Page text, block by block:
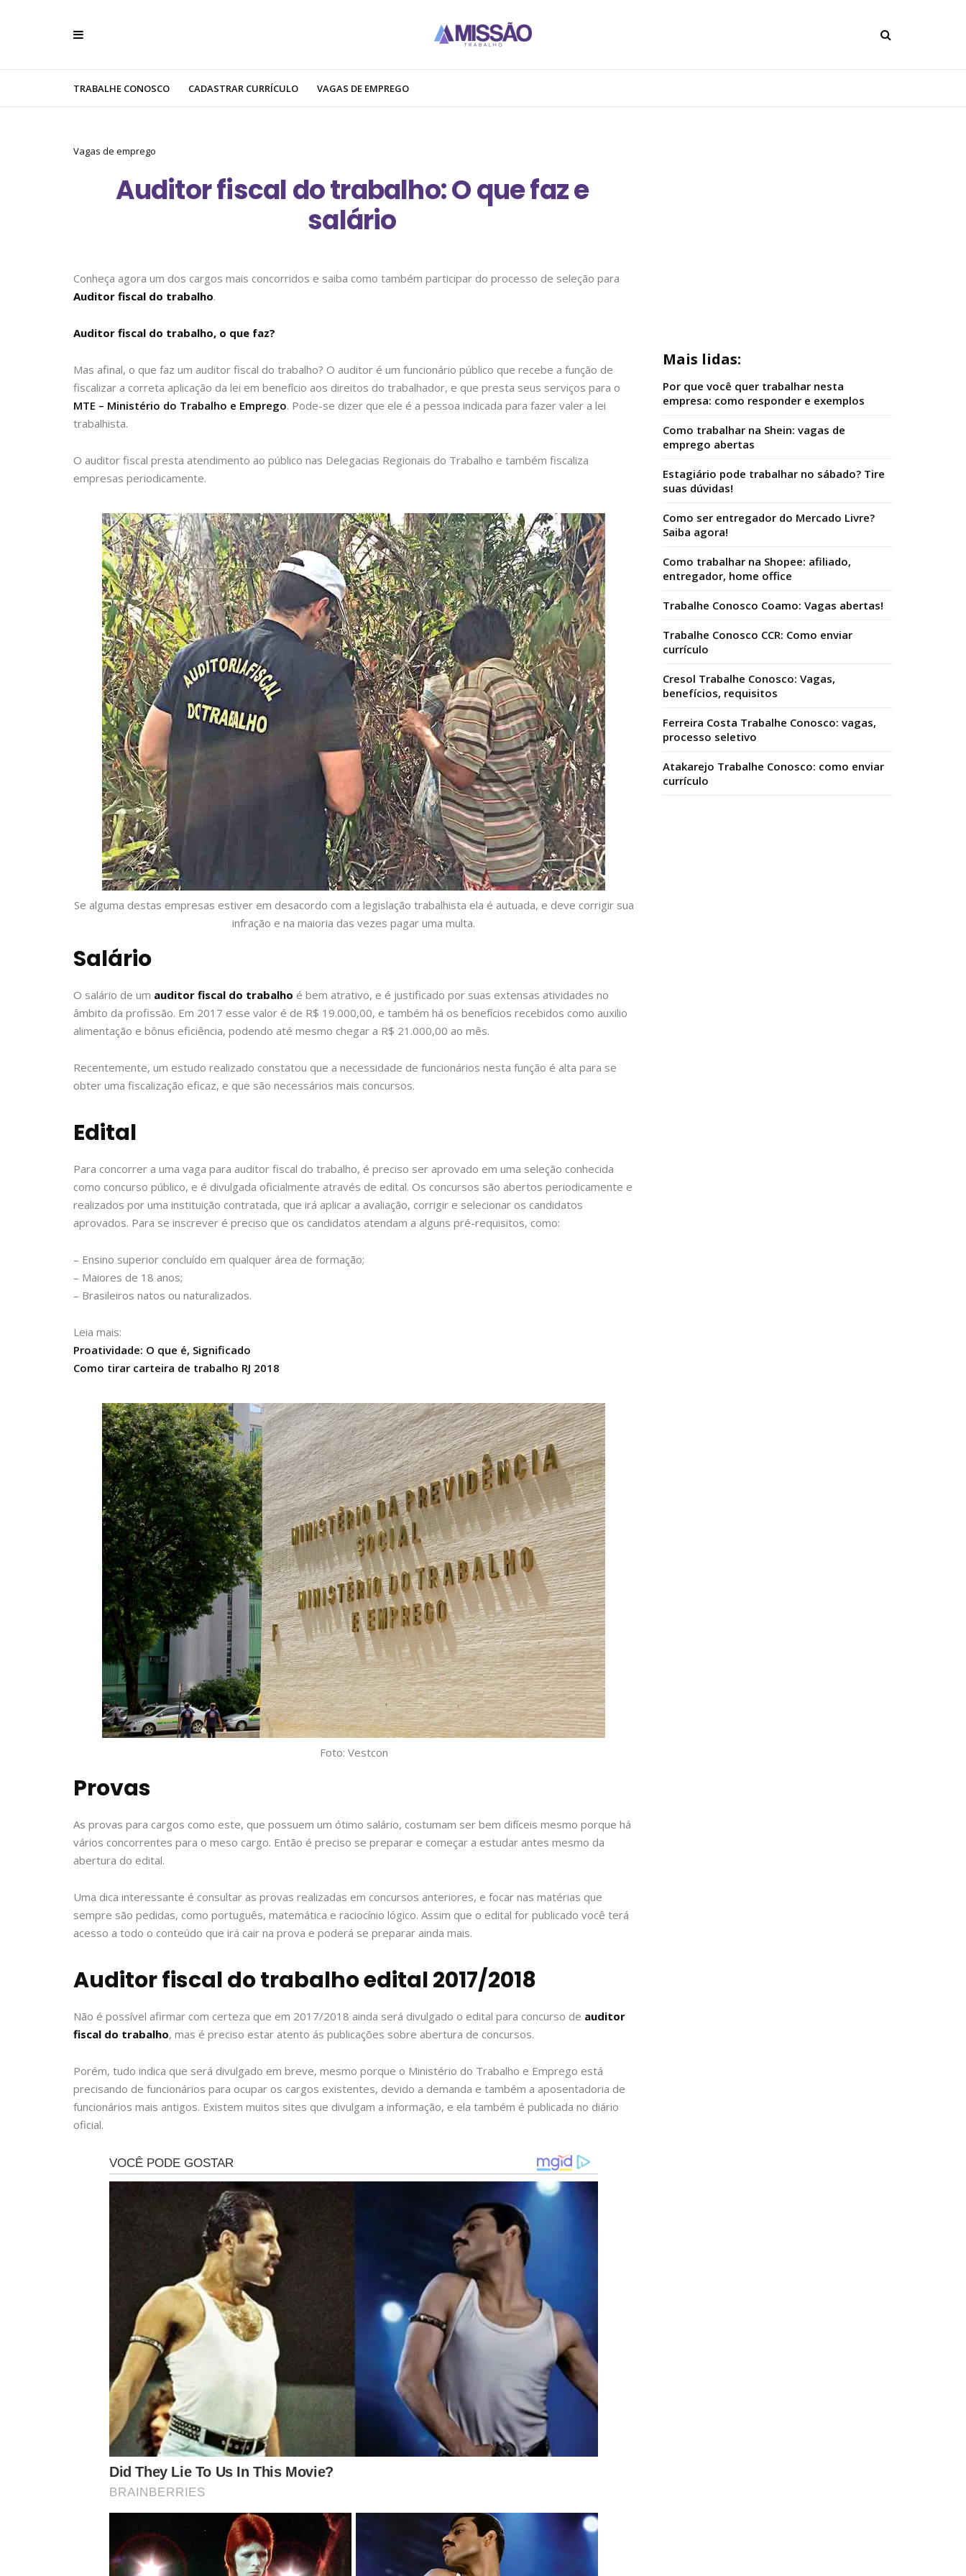
TRABALHE CONOSCO CADASTRAR CURRÍCULO VAGAS DE EMPREGO
Vagas de emprego
Auditor fiscal do trabalho: O que faz e
salário
Conheça agora um dos cargos mais concorridos e saiba como também participar do processo de seleção para
Auditor fiscal do trabalho.
Auditor fiscal do trabalho, o que faz?
Mas afinal, o que faz um auditor fiscal do trabalho? O auditor é um funcionário público que recebe a função de
fiscalizar a correta aplicação da lei em benefício aos direitos do trabalhador, e que presta seus serviços para o
MTE – Ministério do Trabalho e Emprego. Pode-se dizer que ele é a pessoa indicada para fazer valer a lei
trabalhista.
O auditor fiscal presta atendimento ao público nas Delegacias Regionais do Trabalho e também fiscaliza
empresas periodicamente.
Se alguma destas empresas estiver em desacordo com a legislação trabalhista ela é autuada, e deve corrigir sua
infração e na maioria das vezes pagar uma multa.
Salário
O salário de um auditor fiscal do trabalho é bem atrativo, e é justificado por suas extensas atividades no
âmbito da profissão. Em 2017 esse valor é de R$ 19.000,00, e também há os benefícios recebidos como auxilio
alimentação e bônus eficiência, podendo até mesmo chegar a R$ 21.000,00 ao mês.
Recentemente, um estudo realizado constatou que a necessidade de funcionários nesta função é alta para se
obter uma fiscalização eficaz, e que são necessários mais concursos.
Edital
Para concorrer a uma vaga para auditor fiscal do trabalho, é preciso ser aprovado em uma seleção conhecida
como concurso público, e é divulgada oficialmente através de edital. Os concursos são abertos periodicamente e
realizados por uma instituição contratada, que irá aplicar a avaliação, corrigir e selecionar os candidatos
aprovados. Para se inscrever é preciso que os candidatos atendam a alguns pré-requisitos, como:
– Ensino superior concluído em qualquer área de formação;
– Maiores de 18 anos;
– Brasileiros natos ou naturalizados.
Leia mais:
Proatividade: O que é, Significado
Como tirar carteira de trabalho RJ 2018
Foto: Vestcon
Provas
As provas para cargos como este, que possuem um ótimo salário, costumam ser bem difíceis mesmo porque há
vários concorrentes para o meso cargo. Então é preciso se preparar e começar a estudar antes mesmo da
abertura do edital.
Uma dica interessante é consultar as provas realizadas em concursos anteriores, e focar nas matérias que
sempre são pedidas, como português, matemática e raciocínio lógico. Assim que o edital for publicado você terá
acesso a todo o conteúdo que irá cair na prova e poderá se preparar ainda mais.
Auditor fiscal do trabalho edital 2017/2018
Não é possível afirmar com certeza que em 2017/2018 ainda será divulgado o edital para concurso de auditor
fiscal do trabalho, mas é preciso estar atento ás publicações sobre abertura de concursos.
Porém, tudo indica que será divulgado em breve, mesmo porque o Ministério do Trabalho e Emprego está
precisando de funcionários para ocupar os cargos existentes, devido a demanda e também a aposentadoria de
funcionários mais antigos. Existem muitos sites que divulgam a informação, e ela também é publicada no diário
oficial.
Mais lidas:
Por que você quer trabalhar nesta
empresa: como responder e exemplos
Como trabalhar na Shein: vagas de
emprego abertas
Estagiário pode trabalhar no sábado? Tire
suas dúvidas!
Como ser entregador do Mercado Livre?
Saiba agora!
Como trabalhar na Shopee: afiliado,
entregador, home office
Trabalhe Conosco Coamo: Vagas abertas!
Trabalhe Conosco CCR: Como enviar
currículo
Cresol Trabalhe Conosco: Vagas,
benefícios, requisitos
Ferreira Costa Trabalhe Conosco: vagas,
processo seletivo
Atakarejo Trabalhe Conosco: como enviar
currículo